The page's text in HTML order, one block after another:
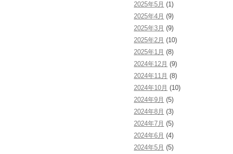
2025年5月 (1)
2025年4月 (9)
2025年3月 (9)
2025年2月 (10)
2025年1月 (8)
2024年12月 (9)
2024年11月 (8)
2024年10月 (10)
2024年9月 (5)
2024年8月 (3)
2024年7月 (5)
2024年6月 (4)
2024年5月 (5)